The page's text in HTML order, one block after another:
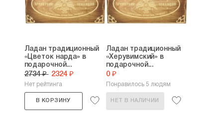
Ладан традиционный
«Цветок нарда» в
подарочной...
2734 ₽ 2324 ₽
Нет рейтинга
В КОРЗИНУ
Ладан традиционный
«Херувимский» в
подарочной...
0 ₽
Понравилось 5 людям
НЕТ В НАЛИЧИИ